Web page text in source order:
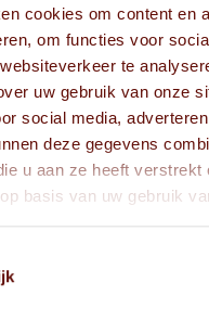
cookies om content en
om functies voor
te
uw gebruik van onze
social media,
deze gegevens
u aan ze heeft verstrekt
basis van uw gebruik